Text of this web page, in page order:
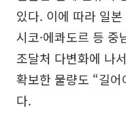
있다. 이에 따라 일
시코·에콰도르 등
조달처 다변화에 나
확보한 물량도 “길
다.